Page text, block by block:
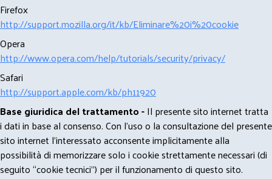
Firefox
http://support.mozilla.org/it/kb/Eliminare%20i%20cookie
Opera
http://www.opera.com/help/tutorials/security/privacy/
Safari
http://support.apple.com/kb/ph11920
Base giuridica del trattamento -Il presente sito internet tratta
i dati in base al consenso. Con l'uso o la consultazione del presente
sito internet l’interessato acconsente implicitamente alla
possibilità di memorizzare solo i cookie strettamente necessari (di
seguito “cookie tecnici”) per il funzionamento di questo sito.